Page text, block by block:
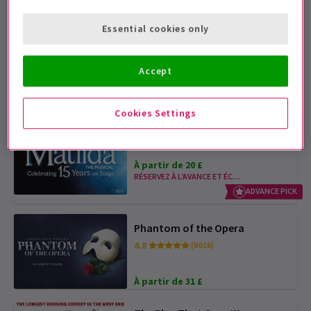
4.8 (6 908)
Matilda The Musical
À partir de 20 £
RÉSERVEZ À L’AVANCE ET ÉCONOMISEZ
ADVANCE PICK
Phantom of the Opera
4.8 (8 616)
À partir de 31 £
Cookies Settings
Essential cookies only
Accept